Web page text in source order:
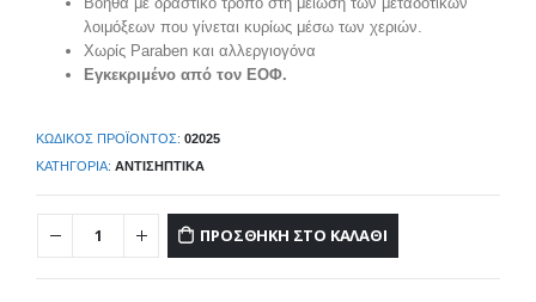
λοιμόξεων που γίνεται κυρίως μέσω των χεριών.
Χωρίς Paraben και αλλεργιογόνα
Εγκεκριμένο από τον ΕΟΦ.
ΚΩΔΙΚΌΣ ΠΡΟΪΌΝΤΟΣ: 02025
ΚΑΤΗΓΟΡΊΑ: ΑΝΤΙΣΗΠΤΙΚΆ
ΠΡΟΣΘΉΚΗ ΣΤΟ ΚΑΛΆΘΙ